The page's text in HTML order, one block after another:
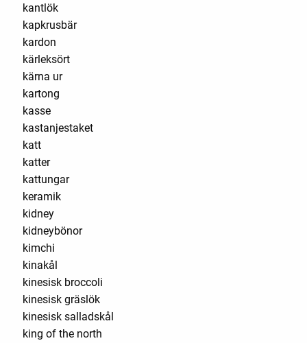
kantlök
kapkrusbär
kardon
kärleksört
kärna ur
kartong
kasse
kastanjestaket
katt
katter
kattungar
keramik
kidney
kidneybönor
kimchi
kinakål
kinesisk broccoli
kinesisk gräslök
kinesisk salladskål
king of the north